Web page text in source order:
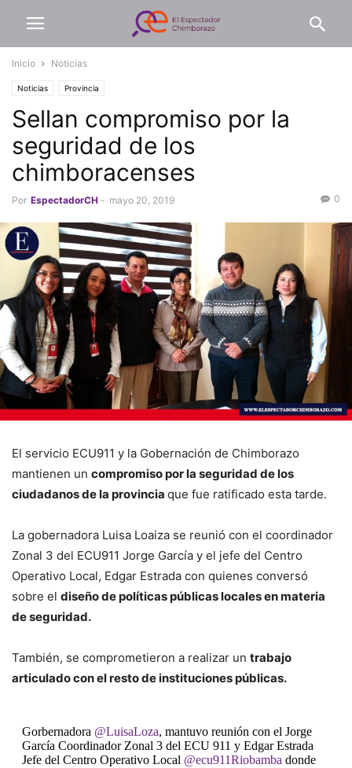
Inicio Noticias
Noticias Provincia
Sellan compromiso por la
seguridad de los
chimboracenses
Por EspectadorCH - mayo 20, 2019 0
El servicio ECU911 y la Gobernación de Chimborazo
mantienen un compromiso por la seguridad de los
ciudadanos de la provincia que fue ratificado esta tarde.
La gobernadora Luisa Loaiza se reunió con el coordinador
Zonal 3 del ECU911 Jorge García y el jefe del Centro
Operativo Local, Edgar Estrada con quienes conversó
sobre el diseño de políticas públicas locales en materia
de seguridad.
También, se comprometieron a realizar un trabajo
articulado con el resto de instituciones públicas.
Gorbernadora @LuisaLoza, mantuvo reunión con el Jorge
García Coordinador Zonal 3 del ECU 911 y Edgar Estrada
Jefe del Centro Operativo Local @ecu911Riobamba donde